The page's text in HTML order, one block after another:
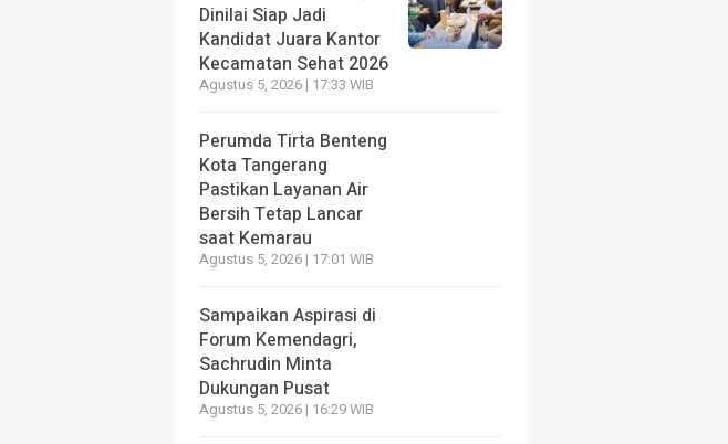
Dinilai Siap Jadi
Kandidat Juara Kantor
Kecamatan Sehat 2026
Agustus 5, 2026 | 17:33 WIB
Perumda Tirta Benteng
Kota Tangerang
Pastikan Layanan Air
Bersih Tetap Lancar
saat Kemarau
Agustus 5, 2026 | 17:01 WIB
Sampaikan Aspirasi di
Forum Kemendagri,
Sachrudin Minta
Dukungan Pusat
Agustus 5, 2026 | 16:29 WIB